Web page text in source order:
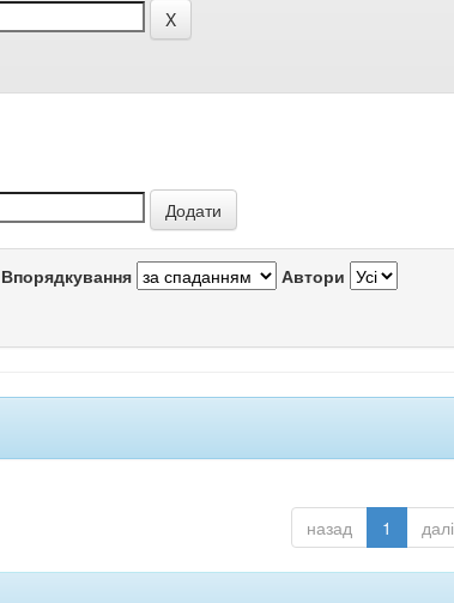
Впорядкування Автори
назад 1 далі